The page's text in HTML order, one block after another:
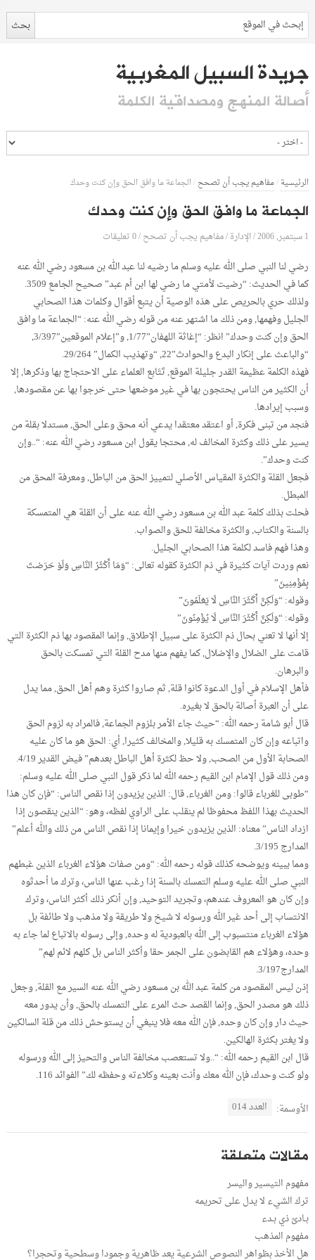
جريدة السبيل المغربية
أصالة المنهج ومصداقية الكلمة
الرئيسية/مفاهيم يجب أن تصحح/الجماعة ما وافق الحق وإن كنت وحدك
الجماعة ما وافق الحق وإن كنت وحدك
1 سبتمبر, 2006 /الإدارة/مفاهيم يجب أن تصحح/0 تعليقات
رضي لنا النبي صلى الله عليه وسلم ما رضيه لنا عبد الله بن مسعود رضي الله عنه
كما في الحديث: “رضيت لأمتي ما رضي لها ابن أم عبد” صحيح الجامع 3509.
ولذلك حري بالحريص على هذه الوصية أن يتبع أقوال وكلمات هذا الصحابي
الجليل وفهمها, ومن ذلك ما اشتهر عنه من قوله رضي الله عنه: “الجماعة ما وافق
الحق وإن كنت وحدك” انظر: “إغاثة اللهفان”1/77, و”إعلام الموقعين”3/397,
“والباعث على إنكار البدع والحوادث”22, “وتهذيب الكمال” 29/264.
فهذه الكلمة عظيمة القدر جليلة الموقع, تَتَابع العلماء على الاحتجاج بها وذكرها, إلا
أن الكثير من الناس يحتجون بها في غير موضعها حتى خرجوا بها عن مقصودها,
وسبب إيرادها.
فنجد من تبنى فكرة, أو اعتقد معتقدا يدعي أنه محق وعلى الحق, مستدلا بقلة من
يسير على ذلك وكثرة المخالف له, محتجا يقول ابن مسعود رضي الله عنه: “..وإن
كنت وحدك”.
فجعل القلة والكثرة المقياس الأصلي لتمييز الحق من الباطل, ومعرفة المحق من
المبطل.
فحلت بذلك كلمة عبد الله بن مسعود رضي الله عنه على أن القلة هي المتمسكة
بالسنة والكتاب, والكثرة مخالفة للحق والصواب.
وهذا فهم فاسد لكلمة هذا الصحابي الجليل.
نعم وردت آيات كثيرة في ذم الكثرة كقوله تعالى: “وَمَا أَكْثَرُ النَّاسِ وَلَوْ حَرَصْتَ
بِمُؤْمِنِينَ”
وقوله: “وَلَكِنَّ أَكَثَرَ النَّاسِ لَا يَعْلَمُونَ”
وقوله: “وَلَكِنَّ أَكْثَرَ النَّاسِ لَا يُؤْمِنُونَ”
إلا أنها لا تعني بحال ذم الكثرة على سبيل الإطلاق, وإنما المقصود بها ذم الكثرة التي
قامت على الضلال والإضلال, كما يفهم منها مدح القلة التي تمسكت بالحق
والبرهان.
فأهل الإسلام في أول الدعوة كانوا قلة, ثم صاروا كثرة وهم أهل الحق, مما يدل
على أن العبرة أصالة بالحق لا بغيره.
قال أبو شامة رحمه الله: “حيث جاء الأمر بلزوم الجماعة, فالمراد به لزوم الحق
واتباعه وإن كان المتمسك به قليلا, والمخالف كثيرا, أي: الحق هو ما كان عليه
الصحابة الأول من الصحب, ولا حظ لكثرة أهل الباطل بعدهم” فيض القدير 4/19.
ومن ذلك قول الإمام ابن القيم رحمه الله لما ذكر قول النبي صلى الله عليه وسلم:
“طوبى للغرباء قالوا: ومن الغرباء, قال: الذين يزيدون إذا نقص الناس: “فإن كان هذا
الحديث بهذا اللفظ محفوظا لم ينقلب على الراوي لفظه، وهو: “الذين ينقصون إذا
ازداد الناس” معناه: الذين يزيدون خيرا وإيمانا إذا نقص الناس من ذلك والله أعلم”
المدارج 3/195.
ومما يبينه ويوضحه كذلك قوله رحمه الله: “ومن صفات هؤلاء الغرباء الذين غبطهم
النبي صلى الله عليه وسلم التمسك بالسنة إذا رغب عنها الناس، وترك ما أحدثوه
وإن كان هو المعروف عندهم، وتجريد التوحيد, وإن أنكر ذلك أكثر الناس، وترك
الانتساب إلى أحد غير الله ورسوله لا شيخ ولا طريقة ولا مذهب ولا طائفة بل
هؤلاء الغرباء منتسبوب إلى الله بالعبودية له وحده, وإلى رسوله بالاتباع لما جاء به
وحده، وهؤلاء هم القابضون على الجمر حقا وأكثر الناس بل كلهم لائم لهم”
المدارج3/197.
إذن ليس المقصود من كلمة عبد الله بن مسعود رضي الله عنه السير مع القلة, وجعل
ذلك هو مصدر الحق, وإنما القصد حث المرء على التمسك بالحق, وأن يدور معه
حيث دار وإن كان وحده, فإن الله معه فلا ينبغي أن يستوحش ذلك من قلة السالكين
ولا يغتر بكثرة الهالكين.
قال ابن القيم رحمه الله: “..ولا تستعصب مخالفة الناس والتحيز إلى الله ورسوله
ولو كنت وحدك، فإن الله معك وأنت بعينه وكلاءته وحفظه لك” الفوائد 116.
الأوسمة: العدد 014
مقالات متعلقة
مفهوم التيسير واليسر
ترك الشيء لا يدل على تحريمه
بـادئ ذي بـدء
مفهوم المذهب
هل الأخذ بظواهر النصوص الشرعية يعد ظاهرية وجمودا وسطحية وتحجرا؟